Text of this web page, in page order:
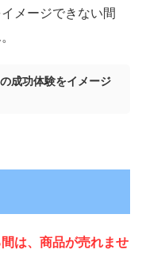
メージできない間
成功体験をイメージ
は、商品が売れませ